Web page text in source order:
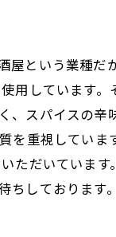
屋という業種だ
用しています。
、スパイスの辛
を重視していま
ただいています
しております。